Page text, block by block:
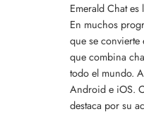
Emerald Chat
En muchos
que se
que combina
todo el mundo.
Android e iOS.
destaca por su